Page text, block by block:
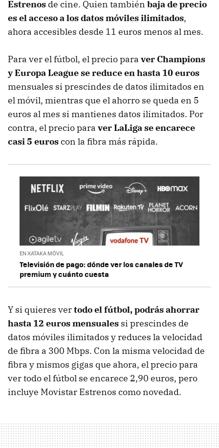
Estrenos de cine. Quien también baja de precio
es el acceso a los datos móviles ilimitados,
ahora accesibles desde 11 euros menos al mes.
Para ver el fútbol, el precio para ver Champions
y Europa League se reduce en hasta 10 euros
mensuales si prescindes de datos ilimitados en
el móvil, mientras que el ahorro se queda en 5
euros al mes si mantienes datos ilimitados. Por
contra, el precio para ver LaLiga se encarece
casi 5 euroscon la fibra más rápida.
EN XATAKA MÓVIL
Televisión de pago: dónde ver los canales de TV
premium y cuánto cuesta
Y si quieres vertodo el fútbol, podrás ahorrar
hasta 12 euros mensuales si prescindes de
datos móviles ilimitados y reduces la velocidad
de fibra a 300 Mbps. Con la misma velocidad de
fibra y mismos gigas que ahora, el precio para
ver todo el fútbol se encarece 2,90 euros, pero
incluye Movistar Estrenos como novedad.